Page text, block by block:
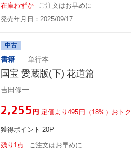
在庫わずか
ご注文はお早めに
発売年月日：2025/09/17
中古
書籍 単行本
国宝 愛蔵版(下) 花道篇
吉田修一
¥2,255円 定価より495円（18%）おトク
獲得ポイント 20P
残り1点
ご注文はお早めに